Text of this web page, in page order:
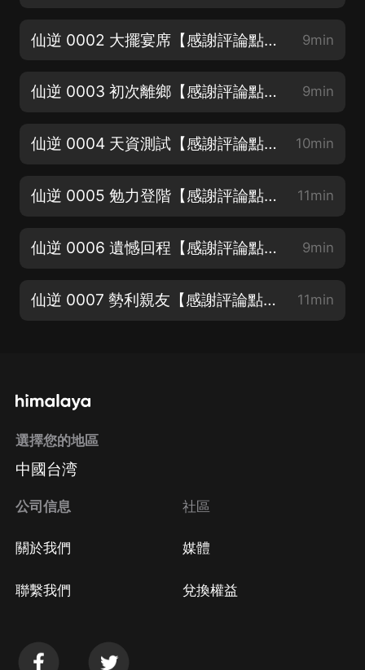
仙逆 0002 大擺宴席【感謝評論點讚分享助力】 9min
仙逆 0003 初次離鄉【感謝評論點讚分享助力】 9min
仙逆 0004 天資測試【感謝評論點讚分享助力】 10min
仙逆 0005 勉力登階【感謝評論點讚分享助力】 11min
仙逆 0006 遺憾回程【感謝評論點讚分享助力】 9min
仙逆 0007 勢利親友【感謝評論點讚分享助力】 11min
選擇您的地區
中國台湾
公司信息
關於我們
聯繫我們
社區
媒體
兌換權益